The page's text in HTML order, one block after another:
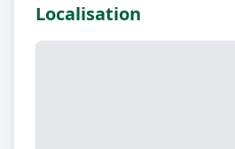
Localisation